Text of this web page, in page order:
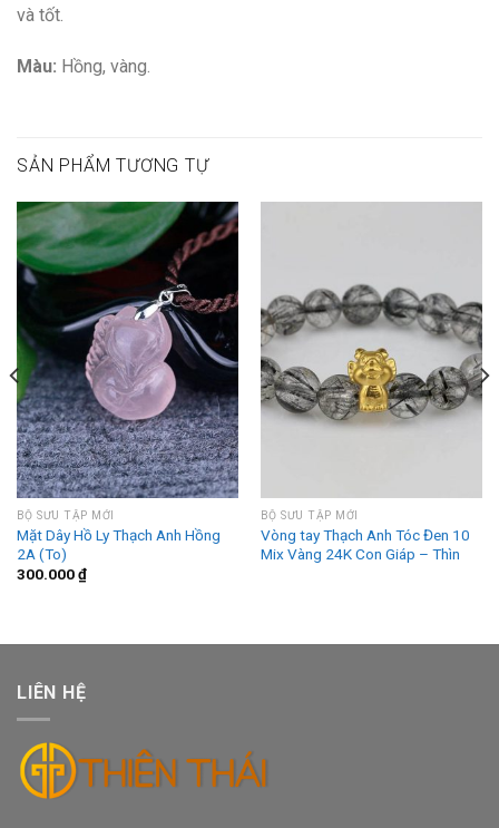
và tốt.
Màu: Hồng, vàng.
SẢN PHẨM TƯƠNG TỰ
BỘ SƯU TẬP MỚI
Mặt Dây Hồ Ly Thạch Anh Hồng
2A (To)
300.000₫
BỘ SƯU TẬP MỚI
Vòng tay Thạch Anh Tóc Đen 10
Mix Vàng 24K Con Giáp – Thìn
LIÊN HỆ